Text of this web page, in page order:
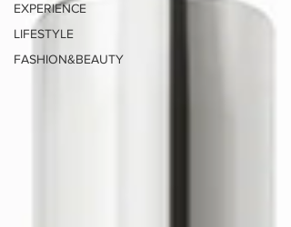
EXPERIENCE
LIFESTYLE
FASHION&BEAUTY